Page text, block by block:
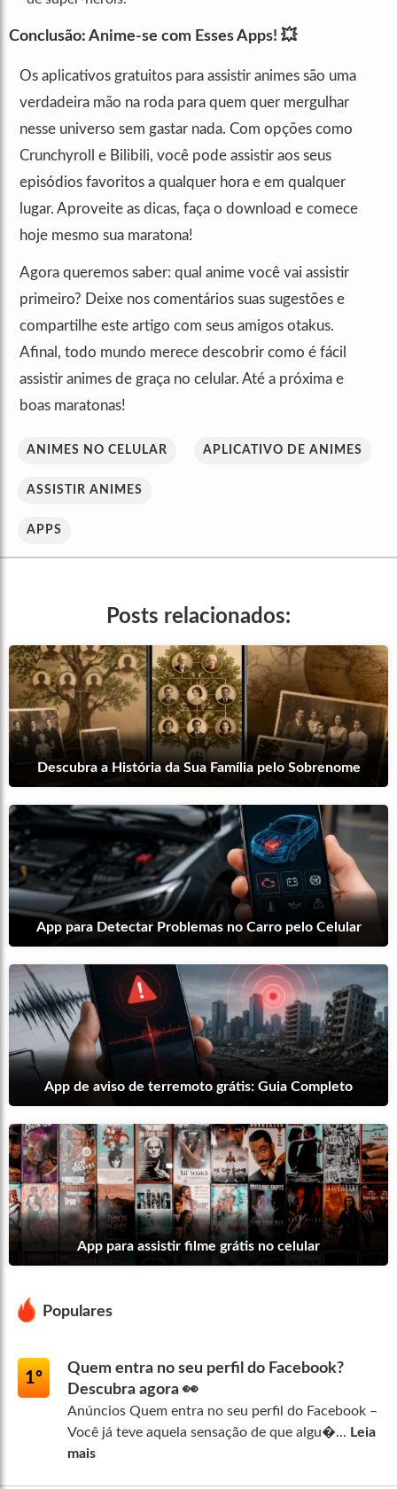
Conclusão: Anime-se com Esses Apps! 💥
Os aplicativos gratuitos para assistir animes são uma
verdadeira mão na roda para quem quer mergulhar
nesse universo sem gastar nada. Com opções como
Crunchyroll e Bilibili, você pode assistir aos seus
episódios favoritos a qualquer hora e em qualquer
lugar. Aproveite as dicas, faça o download e comece
hoje mesmo sua maratona!
Agora queremos saber: qual anime você vai assistir
primeiro? Deixe nos comentários suas sugestões e
compartilhe este artigo com seus amigos otakus.
Afinal, todo mundo merece descobrir como é fácil
assistir animes de graça no celular. Até a próxima e
boas maratonas!
ANIMES NO CELULAR APLICATIVO DE ANIMES
ASSISTIR ANIMES
APPS
Posts relacionados:
Descubra a História da Sua Família pelo Sobrenome
App para Detectar Problemas no Carro pelo Celular
App de aviso de terremoto grátis: Guia Completo
App para assistir filme grátis no celular
Populares
1º
Quem entra no seu perfil do Facebook?
Descubra agora 👀
Anúncios Quem entra no seu perfil do Facebook –
Você já teve aquela sensação de que algu�... Leia
mais